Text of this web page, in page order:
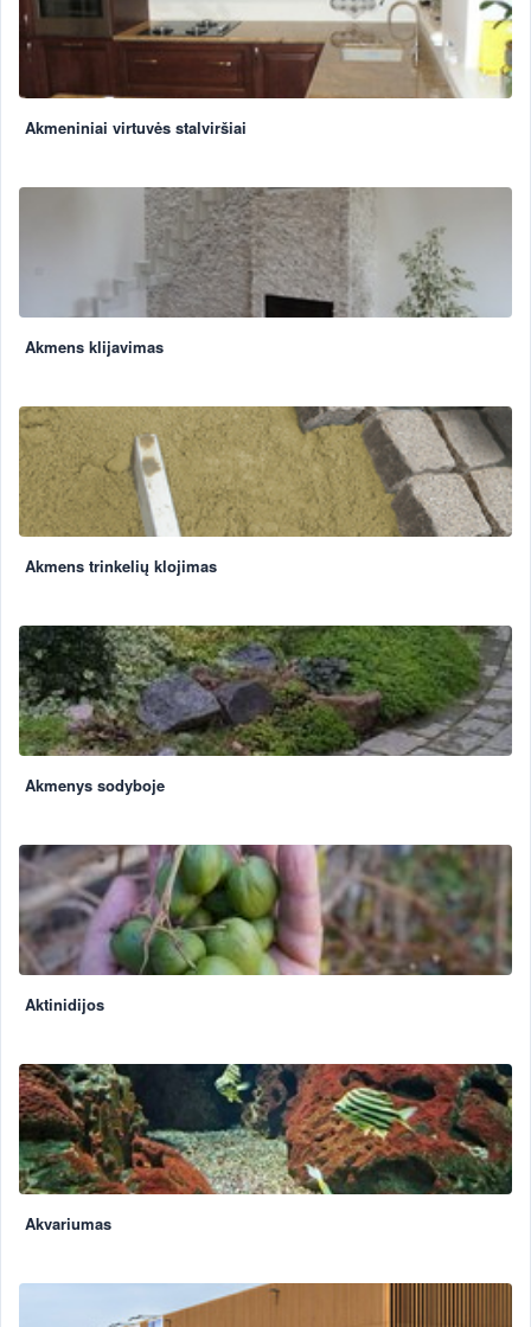
Akmeniniai virtuvės stalviršiai
Akmens klijavimas
Akmens trinkelių klojimas
Akmenys sodyboje
Aktinidijos
Akvariumas